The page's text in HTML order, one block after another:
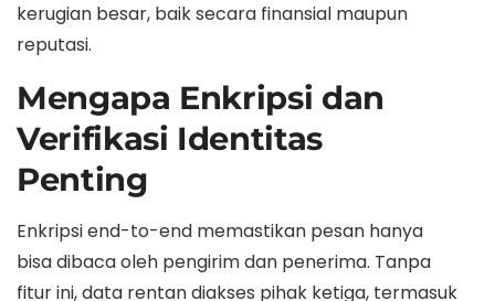
kerugian besar, baik secara finansial maupun
reputasi.
Mengapa Enkripsi dan
Verifikasi Identitas
Penting
Enkripsi end-to-end memastikan pesan hanya
bisa dibaca oleh pengirim dan penerima. Tanpa
fitur ini, data rentan diakses pihak ketiga, termasuk